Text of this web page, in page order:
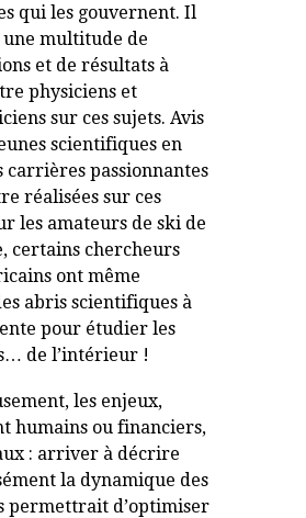
qui les gouvernent. Il
une multitude de
et de résultats à
physiciens et
sur ces sujets. Avis
scientifiques en
carrières passionnantes
réalisées sur ces
les amateurs de ski de
certains chercheurs
ont même
abris scientifiques à
pour étudier les
de l’intérieur !
les enjeux,
humains ou financiers,
: arriver à décrire
la dynamique des
permettrait d’optimiser